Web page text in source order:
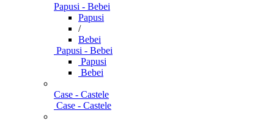
Papusi - Bebei
Papusi
/
Bebei
Papusi - Bebei
Papusi
Bebei
Case - Castele
Case - Castele